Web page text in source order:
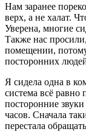
Нам заранее
верх, а не халат.
Уверена, многие
Также нас
помещении,
посторонних
Я сидела одна в
система всё равно
посторонние
часов. Сначала
перестала